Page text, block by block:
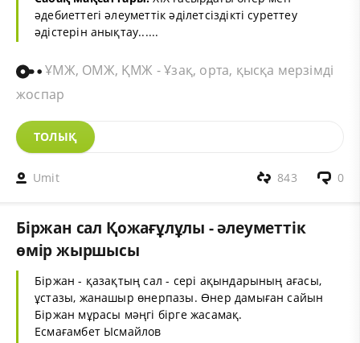
әдебиеттегі әлеуметтік әділетсіздікті суреттеу
әдістерін анықтау......
ҰМЖ, ОМЖ, ҚМЖ - Ұзақ, орта, қысқа мерзімді
жоспар
ТОЛЫҚ
Umit 0
843
Біржан сал Қожағұлұлы - әлеуметтік
өмір жыршысы
Біржан - қазақтың сал - сері ақындарының ағасы,
ұстазы, жанашыр өнерпазы. Өнер дамыған сайын
Біржан мұрасы мәңгі бірге жасамақ.
Есмағамбет Ысмайлов